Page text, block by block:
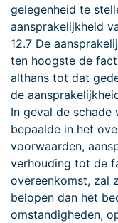
gelegenheid te
aansprakelijkheid
12.7 De
ten hoogste de
althans tot dat
de
In geval de
bepaalde in het
voorwaarden,
verhouding tot de
overeenkomst, zal
belopen dan het
omstandigheden,